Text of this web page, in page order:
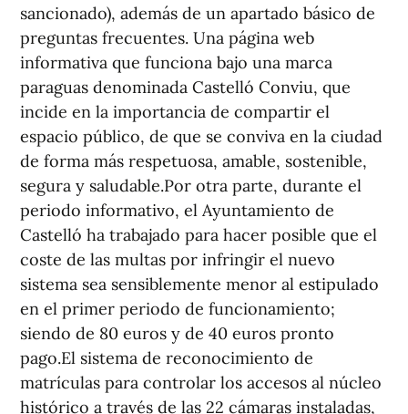
sancionado), además de un apartado básico de
preguntas frecuentes. Una página web
informativa que funciona bajo una marca
paraguas denominada Castelló Conviu, que
incide en la importancia de compartir el
espacio público, de que se conviva en la ciudad
de forma más respetuosa, amable, sostenible,
segura y saludable.Por otra parte, durante el
periodo informativo, el Ayuntamiento de
Castelló ha trabajado para hacer posible que el
coste de las multas por infringir el nuevo
sistema sea sensiblemente menor al estipulado
en el primer periodo de funcionamiento;
siendo de 80 euros y de 40 euros pronto
pago.El sistema de reconocimiento de
matrículas para controlar los accesos al núcleo
histórico a través de las 22 cámaras instaladas,